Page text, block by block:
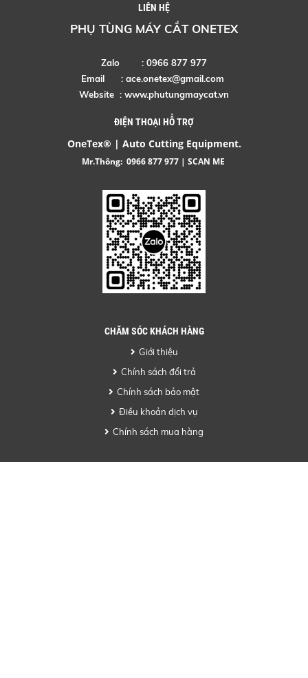
LIÊN HỆ
PHỤ TÙNG MÁY CẮT ONETEX
Zalo : 0966 877 977
Email : ace.onetex@gmail.com
Website : www.phutungmaycat.vn
ĐIỆN THOẠI HỖ TRỢ
OneTex® | Auto Cutting Equipment.
Mr.Thông: 0966 877 977 | SCAN ME
CHĂM SÓC KHÁCH HÀNG
Giới thiệu
Chính sách đổi trả
Chính sách bảo mật
Điều khoản dịch vụ
Chính sách mua hàng